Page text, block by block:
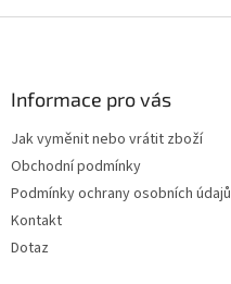
Informace pro vás
Jak vyměnit nebo vrátit zboží
Obchodní podmínky
Podmínky ochrany osobních údajů
Kontakt
Dotaz